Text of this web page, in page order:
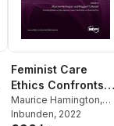
Feminist Care
Ethics Confronts
Mainstream
Philosophy
Maurice Hamington,
Maggie Fitzgerald
Inbunden, 2022